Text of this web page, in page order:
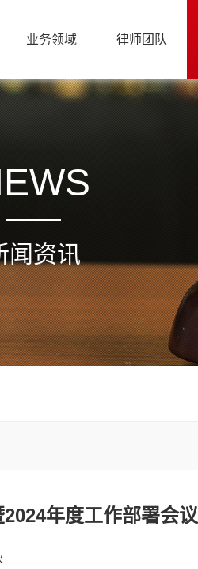
业务领域 律师团队
闻资讯
年度工作部署会议